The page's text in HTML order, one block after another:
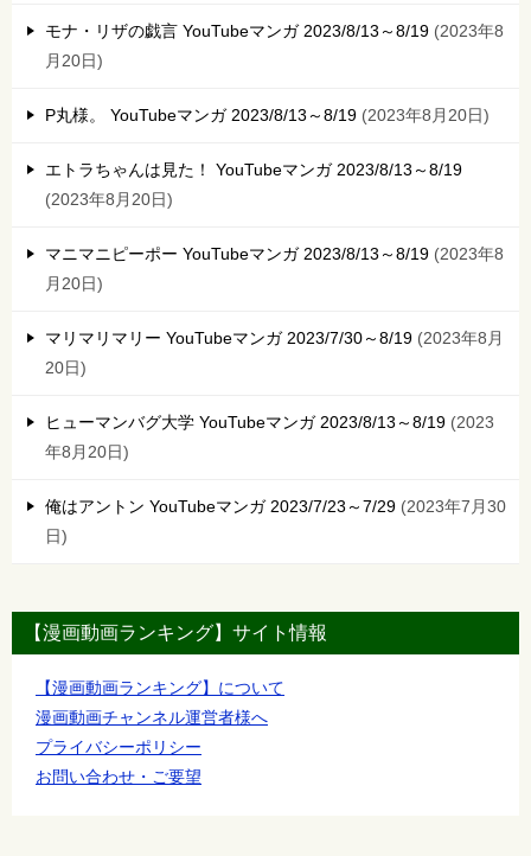
モナ・リザの戯言 YouTubeマンガ 2023/8/13～8/19
2023年8
月20日
P丸様。 YouTubeマンガ 2023/8/13～8/19 2023年8月20日
エトラちゃんは見た！ YouTubeマンガ 2023/8/13～8/19
2023年8月20日
マニマニピーポー YouTubeマンガ 2023/8/13～8/19
2023年8
月20日
マリマリマリー YouTubeマンガ 2023/7/30～8/19
2023年8月
20日
ヒューマンバグ大学 YouTubeマンガ 2023/8/13～8/19
2023
年8月20日
俺はアントン YouTubeマンガ 2023/7/23～7/29
2023年7月30
日
【漫画動画ランキング】サイト情報
【漫画動画ランキング】について
漫画動画チャンネル運営者様へ
プライバシーポリシー
お問い合わせ・ご要望